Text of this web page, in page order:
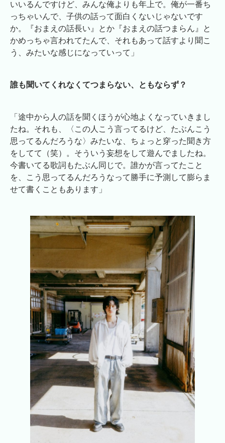
いいるんですけど、みんな俺よりも年上で。俺が一番ち
っちゃいんで、子供の話って面白くないじゃないです
か。『おまえの話長い』とか『おまえの話つまらん』と
かめっちゃ言われてたんで、それもあって話すより聞こ
う、みたいな感じになっていって」
誰も聞いてくれなくてつまらない、ともならず？
「途中から人の話を聞くほうが心地よくなっていきまし
たね。それも、〈この人こう言ってるけど、たぶんこう
思ってるんだろうな〉みたいな、ちょっと穿った聞き方
をしてて（笑）。そういう妄想をして遊んでましたね。
今書いてる歌詞もたぶん同じで。誰かが言ってたこと
を、こう思ってるんだろうなって勝手に予測して膨らま
せて書くこともあります」